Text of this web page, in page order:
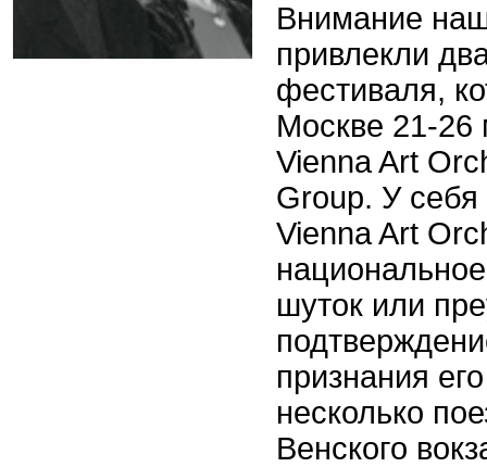
Внимание
привлекли
фестиваля,
Москве 21-26
Vienna Art
Group. У
Vienna Art
шуток или
признания
несколько
Венского